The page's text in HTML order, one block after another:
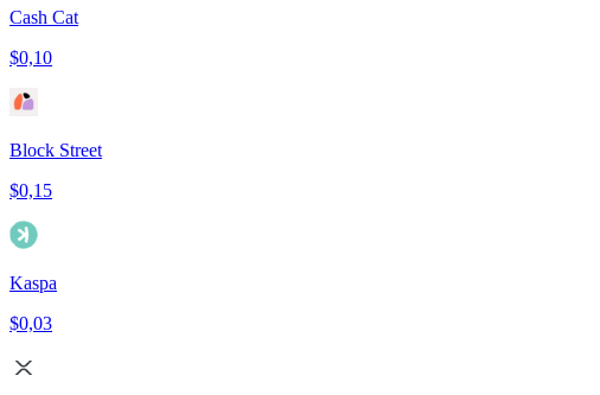
Cash Cat
$0,10
Block Street
$0,15
Kaspa
$0,03